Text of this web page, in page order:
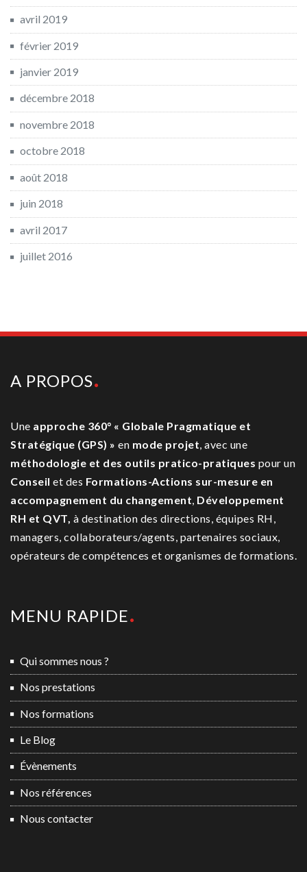
avril 2019
février 2019
janvier 2019
décembre 2018
novembre 2018
octobre 2018
août 2018
juin 2018
avril 2017
juillet 2016
A PROPOS
Une approche 360° « Globale Pragmatique et
Stratégique (GPS) » en mode projet , avec une
méthodologie et des outils pratico-pratiques pour un
Conseil et des Formations-Actions sur-mesure en
accompagnement du changement Développement
RH et QVT, à destination des directions, équipes RH,
managers, collaborateurs/agents, partenaires sociaux,
opérateurs de compétences et organismes de formations.
MENU RAPIDE
Qui sommes nous ?
Nos prestations
Nos formations
Le Blog
Évènements
Nos références
Nous contacter